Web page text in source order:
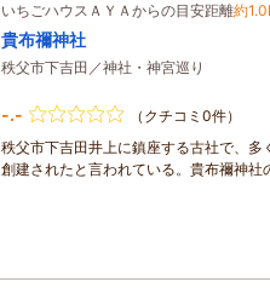
いちごハウスＡＹＡからの目安距離約
貴布禰神社
秩父市下吉田／神社・神宮巡り
-.-
（クチコミ0件）
秩父市下吉田井上に鎮座する古社で、
創建されたと言われている。貴布禰神